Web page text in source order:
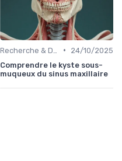
•
24/10/2025
Comprendre le kyste sous-
muqueux du sinus maxillaire